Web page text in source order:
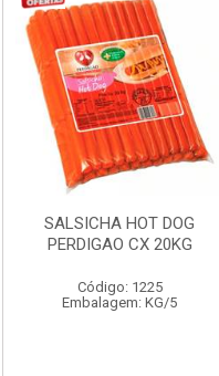
PERNIL SUINO C/OSSO
COPAVEL KG
Código: 12301
Embalagem: CX/± 19,56 KG